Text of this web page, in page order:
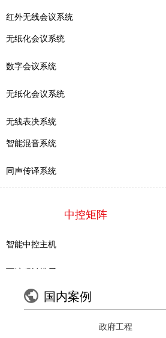
红外无线会议系统
无纸化会议系统
数字会议系统
无纸化会议系统
无线表决系统
智能混音系统
同声传译系统
中控矩阵
智能中控主机
可编程触摸屏
电源管理系统国内案例
政府工程
免费定制解决方案
专业工程师团队及时响应需求